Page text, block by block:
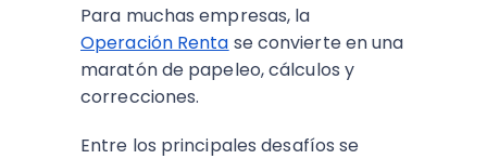
Para muchas empresas, la
Operación Renta se convierte en una
maratón de papeleo, cálculos y
correcciones.
Entre los principales desafíos se